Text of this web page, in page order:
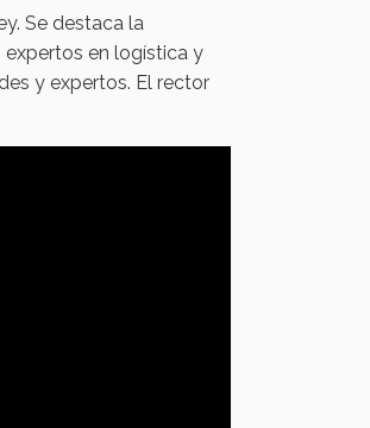
Se destaca la
en logística y
y expertos. El rector